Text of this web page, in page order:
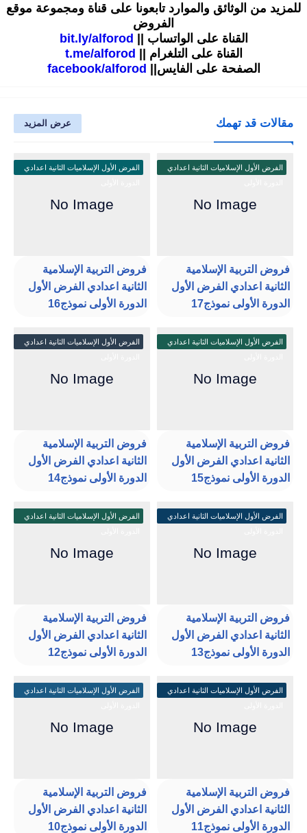
للمزيد من الوثائق والموارد تابعونا على قناة ومجموعة موقع
الفروض
القناة على الواتساب ||
bit.ly/alforod
القناة على التلغرام ||
t.me/alforod
الصفحة على الفايس||
facebook/alforod
مقالات قد تهمك عرض المزيد
الفرض الأول الإسلاميات الثانية اعدادي
فروض التربية الإسلامية
الثانية اعدادي الفرض الأول
الدورة الأولى نموذج17
الفرض الأول الإسلاميات الثانية اعدادي
فروض التربية الإسلامية
الثانية اعدادي الفرض الأول
الدورة الأولى نموذج16
الفرض الأول الإسلاميات الثانية اعدادي
فروض التربية الإسلامية
الثانية اعدادي الفرض الأول
الدورة الأولى نموذج15
الفرض الأول الإسلاميات الثانية اعدادي
فروض التربية الإسلامية
الثانية اعدادي الفرض الأول
الدورة الأولى نموذج14
الفرض الأول الإسلاميات الثانية اعدادي
فروض التربية الإسلامية
الثانية اعدادي الفرض الأول
الدورة الأولى نموذج13
الفرض الأول الإسلاميات الثانية اعدادي
فروض التربية الإسلامية
الثانية اعدادي الفرض الأول
الدورة الأولى نموذج12
الفرض الأول الإسلاميات الثانية اعدادي
فروض التربية الإسلامية
الثانية اعدادي الفرض الأول
الدورة الأولى نموذج11
الفرض الأول الإسلاميات الثانية اعدادي
فروض التربية الإسلامية
الثانية اعدادي الفرض الأول
الدورة الأولى نموذج10